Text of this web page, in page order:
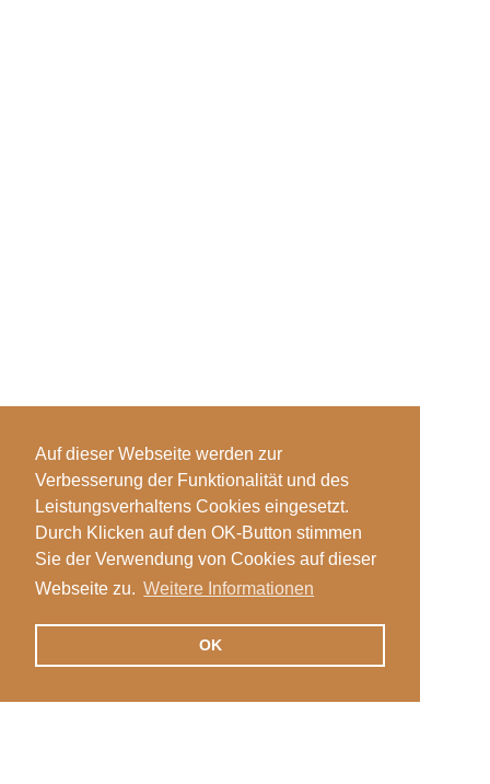
Auf dieser Webseite werden zur
Verbesserung der Funktionalität und des
Leistungsverhaltens Cookies eingesetzt.
Durch Klicken auf den OK-Button stimmen
Sie der Verwendung von Cookies auf dieser
Webseite zu. Weitere Informationen
OK